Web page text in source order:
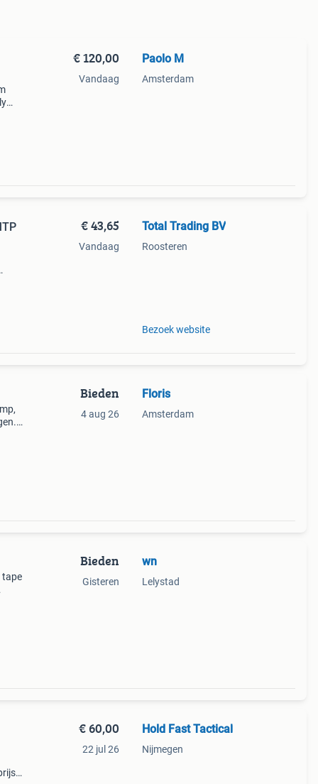
€ 120,00
Vandaag
Paolo M
Amsterdam
€ 43,65
Vandaag
Total Trading BV
Roosteren
Bezoek website
Bieden
4 aug 26
Floris
Amsterdam
tape
Bieden
Gisteren
wn
Lelystad
€ 60,00
22 jul 26
Hold Fast Tactical
Nijmegen